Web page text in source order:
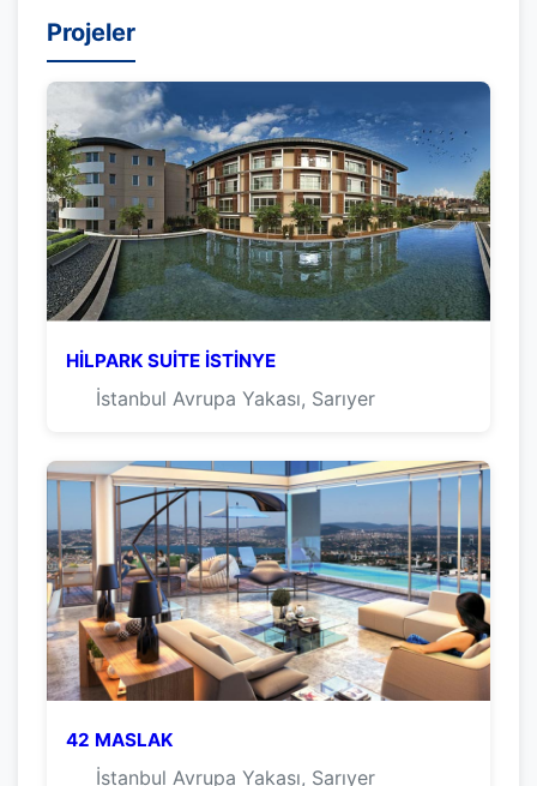
Projeler
HİLPARK SUİTE İSTİNYE
İstanbul Avrupa Yakası, Sarıyer
42 MASLAK
İstanbul Avrupa Yakası, Sarıyer